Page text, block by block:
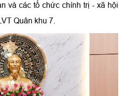
và các tổ chức chính trị - xã hội
Quân khu 7.